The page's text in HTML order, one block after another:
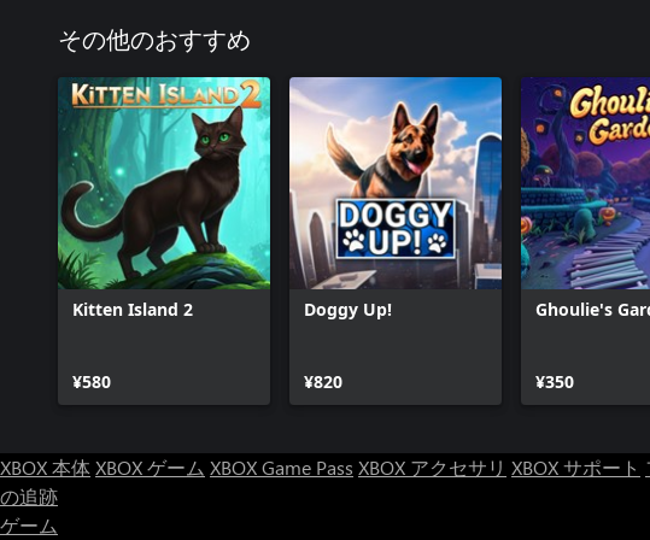
その他のおすすめ
Kitten Island 2
¥580
Doggy Up!
¥820
Ghoulie's
¥350
XBOX 本体XBOX ゲーム XBOX Game Pass XBOX アクセサリ XBOX サポート
の追跡
ゲーム